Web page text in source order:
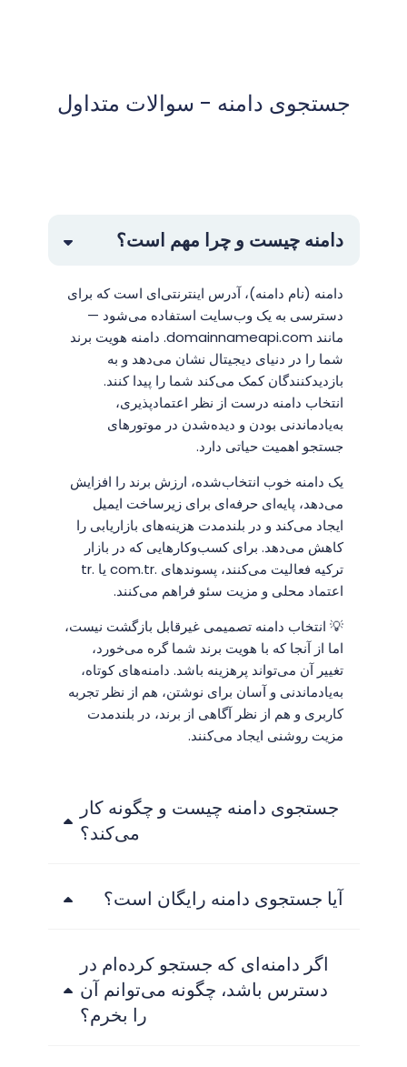
جستجوی دامنه - سوالات متداول
دامنه چیست و چرا مهم است؟
دامنه (نام دامنه)، آدرس اینترنتی‌ای است که برای
دسترسی به یک وب‌سایت استفاده می‌شود —
مانند domainnameapi.com. دامنه هویت برند
شما را در دنیای دیجیتال نشان می‌دهد و به
بازدیدکنندگان کمک می‌کند شما را پیدا کنند.
انتخاب دامنه درست از نظر اعتمادپذیری،
به‌یادماندنی بودن و دیده‌شدن در موتورهای
جستجو اهمیت حیاتی دارد.
یک دامنه خوب انتخاب‌شده، ارزش برند را افزایش
می‌دهد، پایه‌ای حرفه‌ای برای زیرساخت ایمیل
ایجاد می‌کند و در بلندمدت هزینه‌های بازاریابی را
کاهش می‌دهد. برای کسب‌وکارهایی که در بازار
ترکیه فعالیت می‌کنند، پسوندهای .com.tr یا .tr
اعتماد محلی و مزیت سئو فراهم می‌کنند.
💡 انتخاب دامنه تصمیمی غیرقابل بازگشت نیست،
اما از آنجا که با هویت برند شما گره می‌خورد،
تغییر آن می‌تواند پرهزینه باشد. دامنه‌های کوتاه،
به‌یادماندنی و آسان برای نوشتن، هم از نظر تجربه
کاربری و هم از نظر آگاهی از برند، در بلندمدت
مزیت روشنی ایجاد می‌کنند.
جستجوی دامنه چیست و چگونه کار
می‌کند؟
آیا جستجوی دامنه رایگان است؟
اگر دامنه‌ای که جستجو کرده‌ام در
دسترس باشد، چگونه می‌توانم آن
را بخرم؟